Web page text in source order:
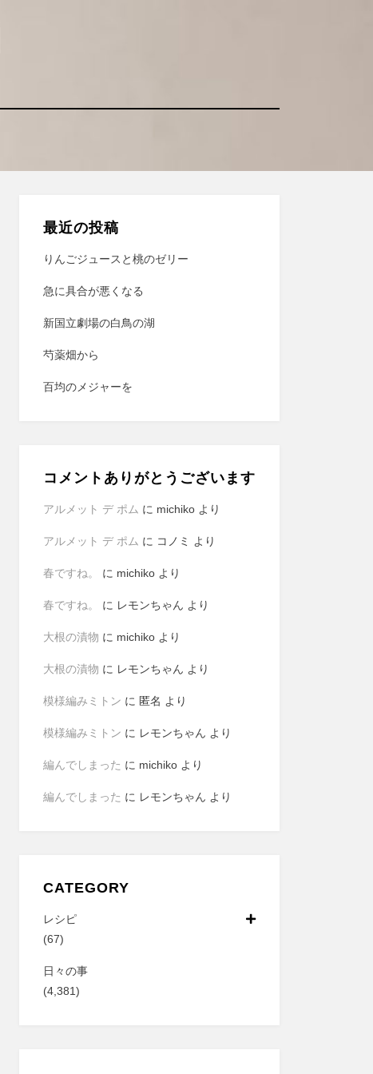
最近の投稿
りんごジュースと桃のゼリー
急に具合が悪くなる
新国立劇場の白鳥の湖
芍薬畑から
百均のメジャーを
コメントありがとうございます
アルメット デ ポム に michikoより
アルメット デ ポム に コノミ より
春ですね。 に michikoより
春ですね。 に レモンちゃん より
大根の漬物 に michikoより
大根の漬物 に レモンちゃん より
模様編みミトン に 匿名 より
模様編みミトン に レモンちゃん より
編んでしまった に michikoより
編んでしまった に レモンちゃん より
CATEGORY
レシピ
(67)
日々の事
(4,381)